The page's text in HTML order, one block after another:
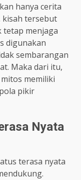
hanya cerita
kisah tersebut
tetap menjaga
digunakan
sembarangan
Maka dari itu,
memiliki
pikir
Nyata
terasa nyata